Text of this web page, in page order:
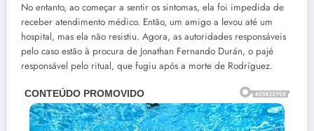
No entanto, ao começar a sentir os sintomas, ela foi impedida de
receber atendimento médico. Então, um amigo a levou até um
hospital, mas ela não resistiu. Agora, as autoridades responsáveis
pelo caso estão à procura de Jonathan Fernando Durán, o pajé
responsável pelo ritual, que fugiu após a morte de Rodríguez.